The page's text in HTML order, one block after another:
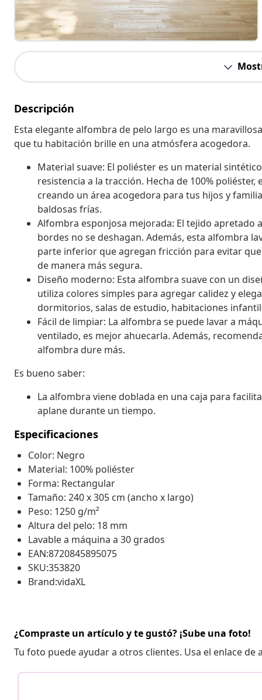
Descripción
Esta elegante alfombra de pelo largo es una
que tu habitación brille en una atmósfera acogedora.
Material suave: El poliéster es un material
resistencia a la tracción. Hecha de 100%
creando un área acogedora para tus hijos y
baldosas frías.
Alfombra esponjosa mejorada: El tejido apretado
bordes no se deshagan. Además, esta alfombra
parte inferior que agregan fricción para evitar
de manera más segura.
Diseño moderno: Esta alfombra suave con un
utiliza colores simples para agregar calidez y
dormitorios, salas de estudio, habitaciones
Fácil de limpiar: La alfombra se puede lavar a
ventilado, es mejor ahuecarla. Además,
alfombra dure más.
Es bueno saber:
La alfombra viene doblada en una caja para
aplane durante un tiempo.
Especificaciones
Color: Negro
Material: 100% poliéster
Forma: Rectangular
Tamaño: 240 x 305 cm (ancho x largo)
Peso: 1250 g/m²
Altura del pelo: 18 mm
Lavable a máquina a 30 grados
EAN:8720845895075
SKU:353820
Brand:vidaXL
¿Compraste un artículo y te gustó? ¡Sube una foto!
Tu foto puede ayudar a otros clientes. Usa el enlace de